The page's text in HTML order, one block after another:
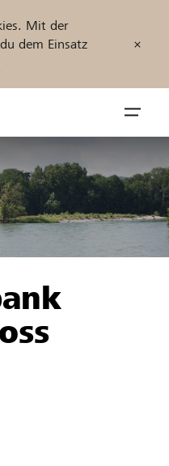
Mit der
dem Einsatz
öffnen